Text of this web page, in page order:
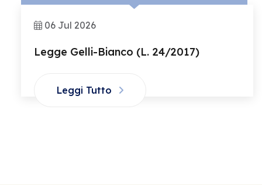
06 Jul 2026
Legge Gelli-Bianco (L. 24/2017)
Leggi Tutto